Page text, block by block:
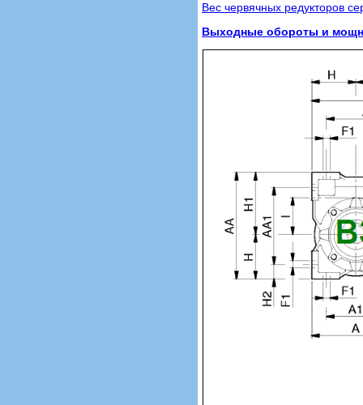
Вес червячных редукторов
Выходные обороты и